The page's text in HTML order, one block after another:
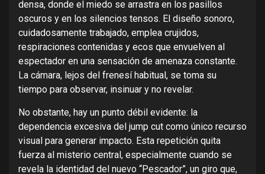
densa, donde el miedo se arrastra en los pasillos
oscuros y en los silencios tensos. El diseño sonoro,
cuidadosamente trabajado, emplea crujidos,
respiraciones contenidas y ecos que envuelven al
espectador en una sensación de amenaza constante.
La cámara, lejos del frenesí habitual, se toma su
tiempo para observar, insinuar y no revelar.
No obstante, hay un punto débil evidente: la
dependencia excesiva del jump cut como único recurso
visual para generar impacto. Esta repetición quita
fuerza al misterio central, especialmente cuando se
revela la identidad del nuevo “Pescador”, un giro que,